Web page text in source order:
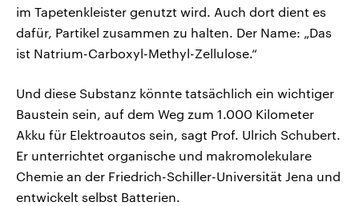
im Tapetenkleister genutzt wird. Auch dort dient es
dafür, Partikel zusammen zu halten. Der Name: „Das
ist Natrium-Carboxyl-Methyl-Zellulose.“
Und diese Substanz könnte tatsächlich ein wichtiger
Baustein sein, auf dem Weg zum 1.000 Kilometer
Akku für Elektroautos sein, sagt Prof. Ulrich Schubert.
Er unterrichtet organische und makromolekulare
Chemie an der Friedrich-Schiller-Universität Jena und
entwickelt selbst Batterien.